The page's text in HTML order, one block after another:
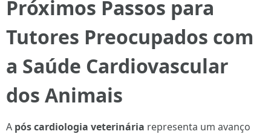
Próximos Passos para
Tutores Preocupados com
a Saúde Cardiovascular
dos Animais
A pós cardiologia veterinária representa um avanço